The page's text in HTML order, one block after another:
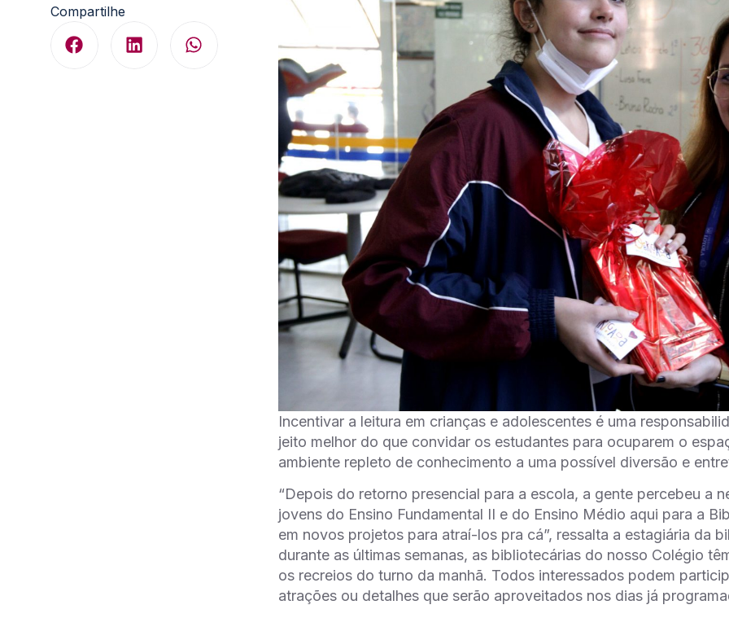
Compartilhe
Incentivar a leitura em crianças e adolescentes é uma
jeito melhor do que convidar os estudantes para ocuparem o
ambiente repleto de conhecimento a uma possível diversão e
“Depois do retorno presencial para a escola, a gente percebeu a
jovens do Ensino Fundamental II e do Ensino Médio aqui para a
em novos projetos para atraí-los pra cá”, ressalta a estagiária da
durante as últimas semanas, as bibliotecárias do nosso Colégio
os recreios do turno da manhã. Todos interessados podem
atrações ou detalhes que serão aproveitados nos dias já